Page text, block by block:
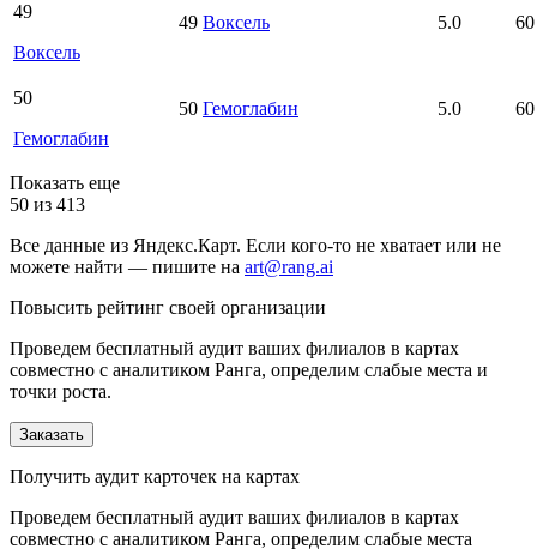
49
Воксель
49 Воксель 5.0 60
50
Гемоглабин
50 Гемоглабин 5.0 60
Показать еще
50 из 413
Все данные из Яндекс.Карт. Если кого-то не хватает или не
можете найти — пишите на art@rang.ai
Повысить рейтинг своей организации
Проведем бесплатный аудит ваших филиалов в картах
совместно с аналитиком Ранга, определим слабые места и
точки роста.
Заказать
Получить аудит карточек на картах
Проведем бесплатный аудит ваших филиалов в картах
совместно с аналитиком Ранга, определим слабые места